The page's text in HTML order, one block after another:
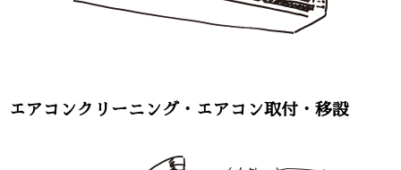
エアコンクリーニング・エアコン取付・移設